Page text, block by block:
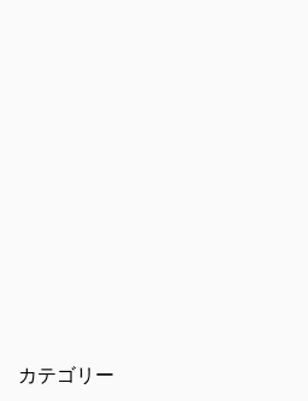
カテゴリー